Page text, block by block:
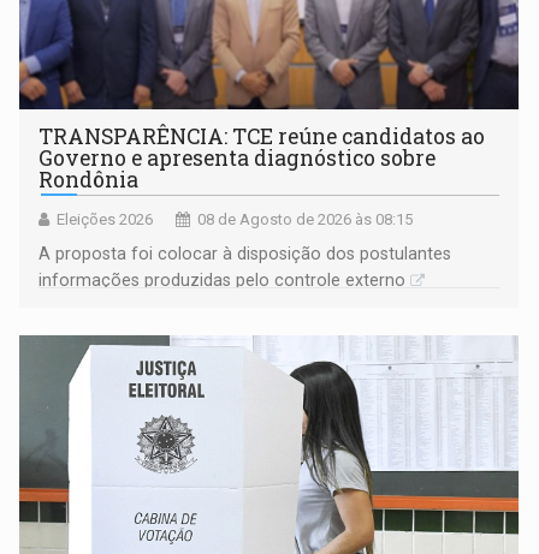
TRANSPARÊNCIA: TCE reúne candidatos ao
Governo e apresenta diagnóstico sobre
Rondônia
Eleições 2026 08 de Agosto de 2026 às 08:15
A proposta foi colocar à disposição dos postulantes
informações produzidas pelo controle externo